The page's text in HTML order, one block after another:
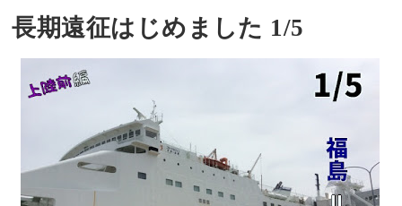
長期遠征はじめました 1/5